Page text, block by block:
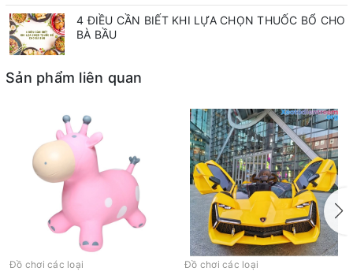
4 ĐIỀU CẦN BIẾT KHI LỰA CHỌN THUỐC BỔ CHO
BÀ BẦU
Sản phẩm liên quan
Đồ chơi các loại Đồ chơi các loại